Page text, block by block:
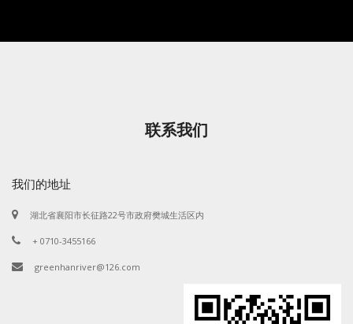
联系我们
我们的地址
湖北省襄阳市长征路22号市政府樊城生活区内
+ 0710-3455166
greenhanriver@126.com